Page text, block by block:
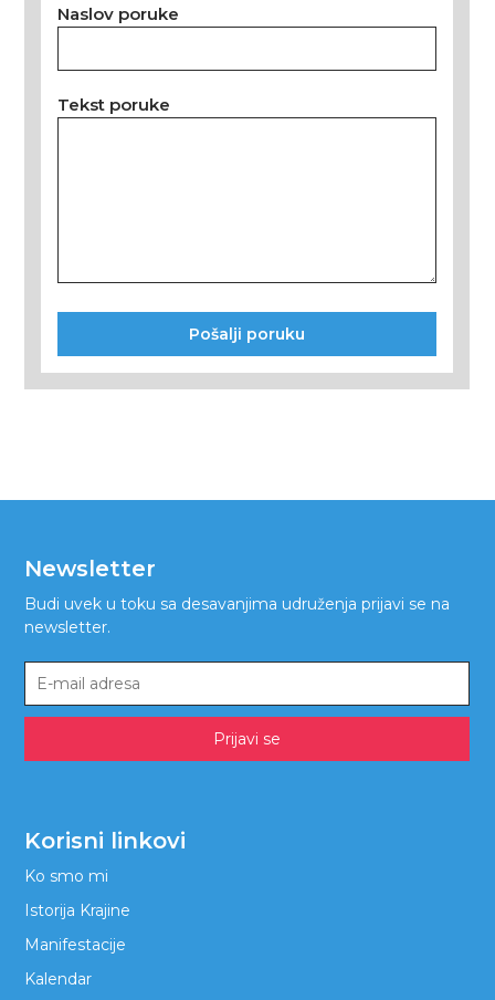
Naslov poruke
Tekst poruke
Pošalji poruku
Newsletter
Budi uvek u toku sa desavanjima udruženja prijavi se na
newsletter.
Prijavi se
Korisni linkovi
Ko smo mi
Istorija Krajine
Manifestacije
Kalendar